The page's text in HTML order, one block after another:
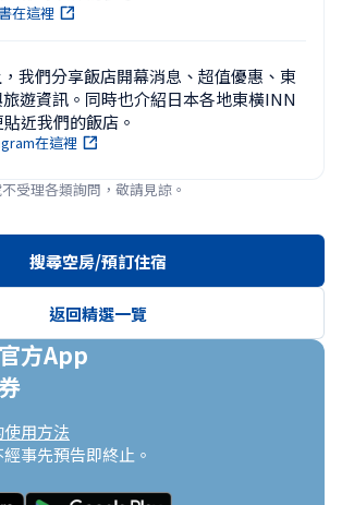
在這裡
我們分享飯店開幕消息、超值優惠、東
遊資訊。同時也介紹日本各地東橫INN
近我們的飯店。
在這裡
受理各類詢問，敬請見諒。
搜尋空房/預訂住宿
返回精選一覽
方App
用方法
事先預告即終止。